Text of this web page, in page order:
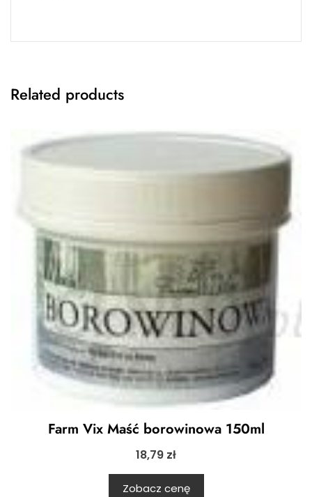
Related products
Farm Vix Maść borowinowa 150ml
18,79 zł
Zobacz cenę